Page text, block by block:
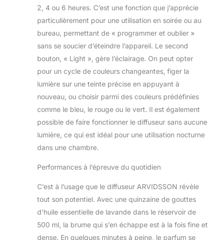
dans l'air pour aider
atmosphère
relaxante et spa
dans votre maison
ou votre bureau.
2, 4 ou 6 heures. C’est une fonction que j’apprécie
particulièrement pour une utilisation en soirée ou au
bureau, permettant de « programmer et oublier »
sans se soucier d’éteindre l’appareil. Le second
bouton, « Light », gère l’éclairage. On peut opter
pour un cycle de couleurs changeantes, figer la
lumière sur une teinte précise en appuyant à
nouveau, ou choisir parmi des couleurs prédéfinies
comme le bleu, le rouge ou le vert. Il est également
possible de faire fonctionner le diffuseur sans aucune
lumière, ce qui est idéal pour une utilisation nocturne
dans une chambre.
Performances à l’épreuve du quotidien
C’est à l’usage que le diffuseur ARVIDSSON révèle
tout son potentiel. Avec une quinzaine de gouttes
d’huile essentielle de lavande dans le réservoir de
500 ml, la brume qui s’en échappe est à la fois fine et
dense. En quelques minutes à peine, le parfum se